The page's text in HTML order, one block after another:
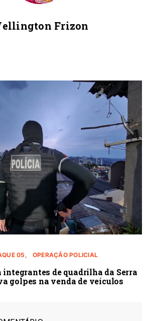
Frizon
05 OPERAÇÃO POLICIAL
integrantes de quadrilha da Serra
golpes na venda de veículos